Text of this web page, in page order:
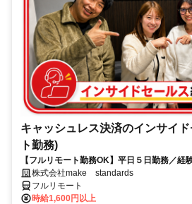
キャッシュレス決済のインサイ
ト勤務)
【フルリモート勤務OK】平日５日勤務／
スキルアップ
株式会社make standards
フルリモート
時給1,600円以上